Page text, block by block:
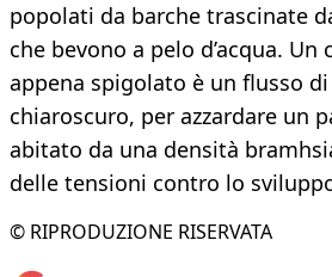
popolati da barche trascinate
che bevono a pelo d’acqua.
appena spigolato è un flusso
chiaroscuro, per azzardare un
abitato da una densità
delle tensioni contro lo
© RIPRODUZIONE RISERVATA